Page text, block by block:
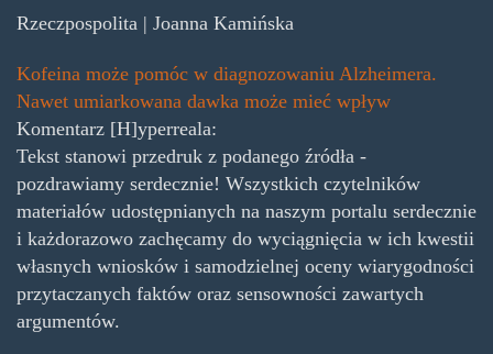
Rzeczpospolita | Joanna Kamińska
Kofeina może pomóc w diagnozowaniu Alzheimera.
Nawet umiarkowana dawka może mieć wpływ
Komentarz [H]yperreala:
Tekst stanowi przedruk z podanego źródła -
pozdrawiamy serdecznie! Wszystkich czytelników
materiałów udostępnianych na naszym portalu serdecznie
i każdorazowo zachęcamy do wyciągnięcia w ich kwestii
własnych wniosków i samodzielnej oceny wiarygodności
przytaczanych faktów oraz sensowności zawartych
argumentów.